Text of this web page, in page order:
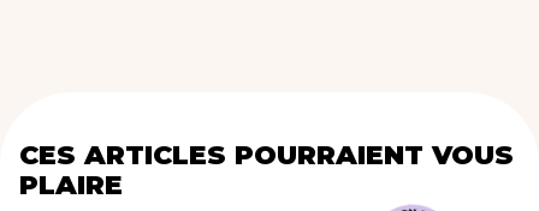
CES ARTICLES POURRAIENT VOUS
PLAIRE